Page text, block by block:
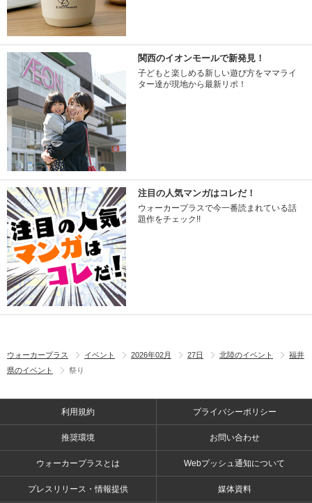
関西のイオンモールで新発見！
子どもと楽しめる新しい遊び方をママライ
ター達が現地から最新リポ！
注目の人気マンガはコレだ！
ウォーカープラスで今一番読まれている話
題作をチェック!!
ウォーカープラス イベント 2026年02月 27日 北陸のイベント
福井
県のイベント
祭り
利用規約 プライバシーポリシー
推奨環境 お問い合わせ
ウォーカープラスとは Webプッシュ通知について
プレスリリース・情報提供 媒体資料